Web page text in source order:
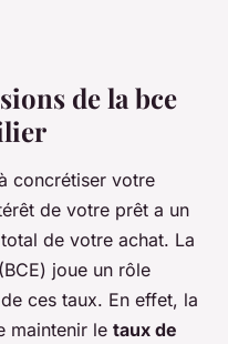
directeurs
ils les prix
?
de la bce
concrétiser votre
de votre prêt a un
de votre achat. La
joue un rôle
ces taux. En effet, la
maintenir le taux de